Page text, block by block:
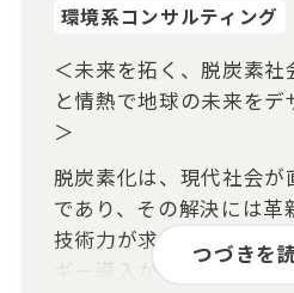
つづきを
環境系コンサルティング
＜未来を拓く、脱炭素
と情熱で地球の未来をデ
＞
脱炭素化は、現代社会
であり、その解決には
技術力が求められていま
ギー導入から、スマート